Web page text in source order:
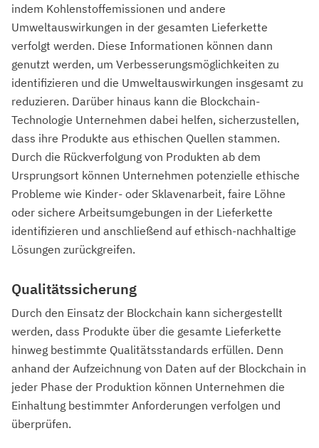
indem Kohlenstoffemissionen und andere
Umweltauswirkungen in der gesamten Lieferkette
verfolgt werden. Diese Informationen können dann
genutzt werden, um Verbesserungsmöglichkeiten zu
identifizieren und die Umweltauswirkungen insgesamt zu
reduzieren. Darüber hinaus kann die Blockchain-
Technologie Unternehmen dabei helfen, sicherzustellen,
dass ihre Produkte aus ethischen Quellen stammen.
Durch die Rückverfolgung von Produkten ab dem
Ursprungsort können Unternehmen potenzielle ethische
Probleme wie Kinder- oder Sklavenarbeit, faire Löhne
oder sichere Arbeitsumgebungen in der Lieferkette
identifizieren und anschließend auf ethisch-nachhaltige
Lösungen zurückgreifen.
Qualitätssicherung
Durch den Einsatz der Blockchain kann sichergestellt
werden, dass Produkte über die gesamte Lieferkette
hinweg bestimmte Qualitätsstandards erfüllen. Denn
anhand der Aufzeichnung von Daten auf der Blockchain in
jeder Phase der Produktion können Unternehmen die
Einhaltung bestimmter Anforderungen verfolgen und
überprüfen.